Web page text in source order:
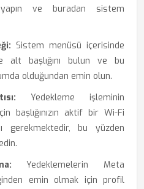
ve buradan sistem
Sistem menüsü içerisinde
alt başlığını bulun ve bu
olduğundan emin olun.
Yedekleme işleminin
başlığınızın aktif bir Wi-Fi
gerekmektedir, bu yüzden
Yedeklemelerin Meta
emin olmak için profil